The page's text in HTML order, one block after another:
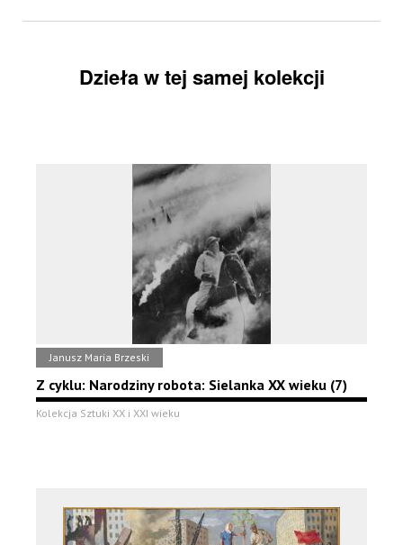
Dzieła w tej samej kolekcji
Janusz Maria Brzeski
Z cyklu: Narodziny robota: Sielanka XX wieku (7)
Kolekcja Sztuki XX i XXI wieku